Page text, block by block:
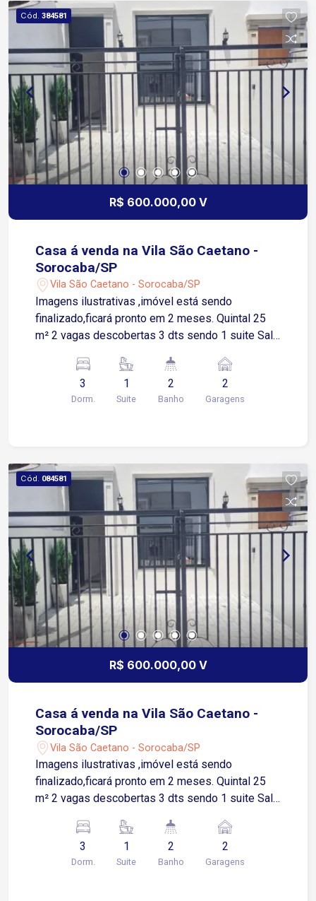
de lavar; Armário; Varal de teto. 1 vaga de
garagem descoberta. Menos de 5 minutos do
Shopping Iguatemi Esplanada. O valor anunciado
já inclui condomínio e IPTU Infraestrutura do
condomínio Portaria e segurança 24 horas.
Piscina. Quadra esportiva. Espaço gourmet.
Cód. 384581
R$ 600.000,00 V
Casa á venda na Vila São Caetano -
Sorocaba/SP
Vila São Caetano - Sorocaba/SP
Imagens ilustrativas ,imóvel está sendo
finalizado,ficará pronto em 2 meses. Quintal 25
m² 2 vagas descobertas 3 dts sendo 1 suite Sala
3
Dorm.
1
Suite
2
Banho
2
Garagens
Cód. 084581
R$ 600.000,00 V
Casa á venda na Vila São Caetano -
Sorocaba/SP
Vila São Caetano - Sorocaba/SP
Imagens ilustrativas ,imóvel está sendo
finalizado,ficará pronto em 2 meses. Quintal 25
m² 2 vagas descobertas 3 dts sendo 1 suite Sala
3
Dorm.
1
Suite
2
Banho
2
Garagens